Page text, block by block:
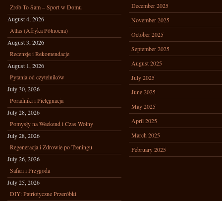
Zrób To Sam – Sport w Domu
August 4, 2026
Atlas (Afryka Północna)
August 3, 2026
Recenzje i Rekomendacje
August 1, 2026
Pytania od czytelników
July 30, 2026
Poradniki i Pielęgnacja
July 28, 2026
Pomysły na Weekend i Czas Wolny
July 28, 2026
Regeneracja i Zdrowie po Treningu
July 26, 2026
Safari i Przygoda
July 25, 2026
DIY: Patriotyczne Przeróbki
December 2025
November 2025
October 2025
September 2025
August 2025
July 2025
June 2025
May 2025
April 2025
March 2025
February 2025